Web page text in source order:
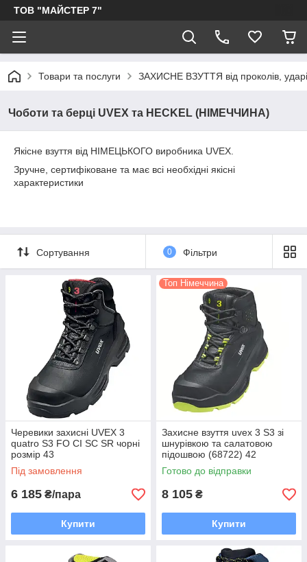
ТОВ "МАЙСТЕР 7"
Товари та послуги ЗАХИСНЕ ВЗУТТЯ від проколів,
Чоботи та берці UVEX та HECKEL (НІМЕЧЧИНА)
Якісне взуття від НІМЕЦЬКОГО виробника UVEX.
Зручне, сертифіковане та має всі необхідні якісні
характеристики
Сортування 0 Фільтри
Черевики захисні UVEX 3
quatro S3 FO CI SC SR чорні
розмір 43
Під замовлення
6 185 ₴/пара
Купити
Топ Німеччина
Захисне взуття uvex 3 S3 зі
шнурівкою та салатовою
підошвою (68722) 42
Готово до відправки
8 105 ₴
Купити